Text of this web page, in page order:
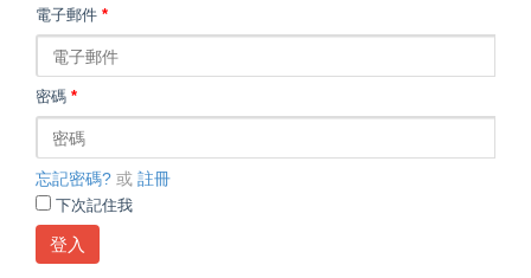
電子郵件 *
密碼 *
忘記密碼? 或 註冊
下次記住我
登入